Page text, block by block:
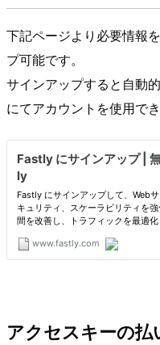
下記ページより必要情報
プ可能です。
サインアップすると自動
にてアカウントを使用でき
アクセスキーの払